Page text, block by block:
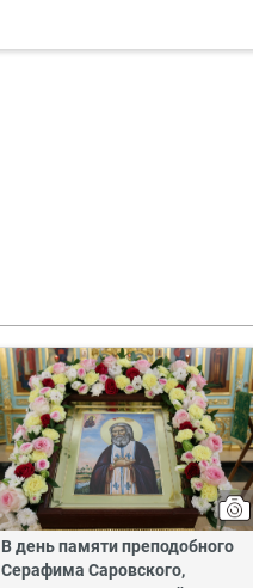
В день памяти преподобного
Серафима Саровского,